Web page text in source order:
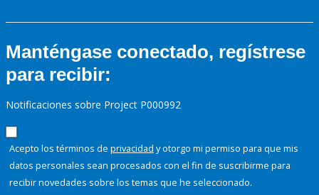
Manténgase conectado, regístrese
para recibir:
Notificaciones sobre Project P000992
Acepto los términos de privacidad y otorgo mi permiso para que mis
datos personales sean procesados con el fin de suscribirme para
recibir novedades sobre los temas que he seleccionado.